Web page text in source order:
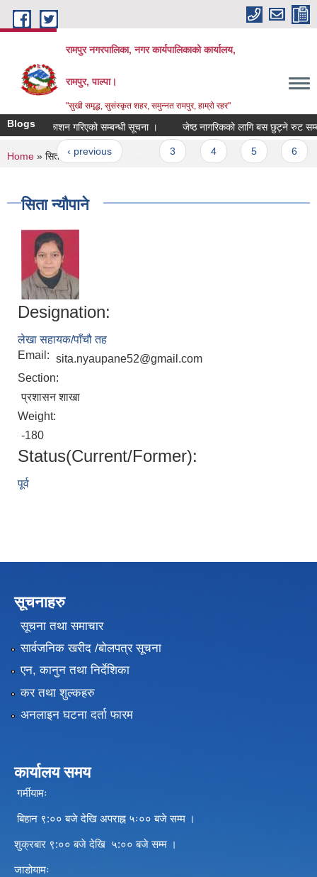
Skip to main content
रामपुर नगरपालिका, नगर कार्यपालिकाको कार्यालय,
रामपुर, पाल्पा।
"सुखी समृद्ध, सुसंस्कृत शहर, समुन्नत रामपुर, हाम्रो रहर"
Blogsप्रकाशन गरिएको सम्बन्धी सूचना । जेष्ठ नागरिकको लागि बस छुट्ने रुट
‹ previous
You are here
Home » सिता न्यौपाने
सिता न्यौपाने
Designation:
लेखा सहायक/पाँचौ तह
Email: sita.nyaupane52@gmail.com
Section:
प्रशासन शाखा
Weight:
-180
Status(Current/Former):
पूर्व
सूचनाहरु
सूचना तथा समाचार
सार्वजनिक खरीद /बोलपत्र सूचना
एन, कानुन तथा निर्देशिका
कर तथा शुल्कहरु
अनलाइन घटना दर्ता फारम
कार्यालय समय
गर्मीयामः
बिहान ९:०० बजे देखि अपराह्न ५ः०० बजे सम्म ।
शुक्रबार ९:०० बजे देखि ५:०० बजे सम्म ।
जाडोयामः